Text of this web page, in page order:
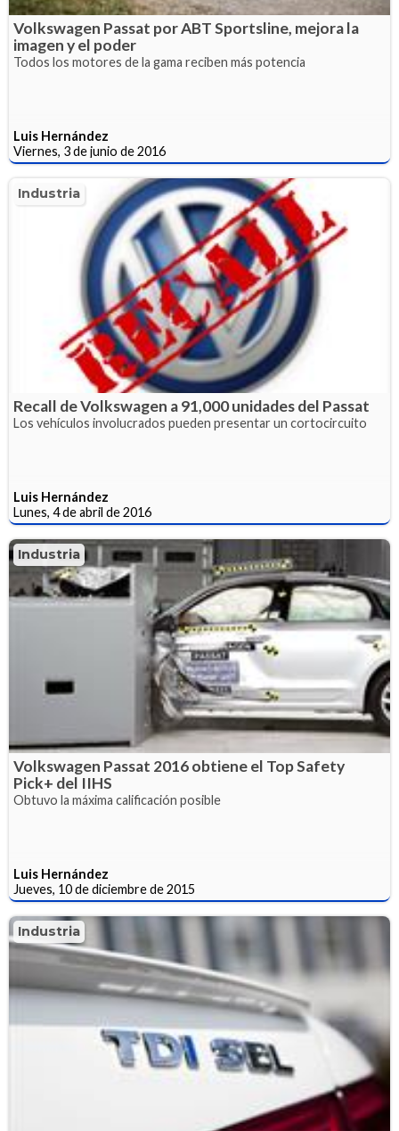
Volkswagen Passat por ABT Sportsline, mejora la
imagen y el poder
Todos los motores de la gama reciben más potencia
Luis Hernández
Viernes, 3 de junio de 2016
Industria
Recall de Volkswagen a 91,000 unidades del Passat
Los vehículos involucrados pueden presentar un cortocircuito
Luis Hernández
Lunes, 4 de abril de 2016
Industria
Volkswagen Passat 2016 obtiene el Top Safety
Pick+ del IIHS
Obtuvo la máxima calificación posible
Luis Hernández
Jueves, 10 de diciembre de 2015
Industria